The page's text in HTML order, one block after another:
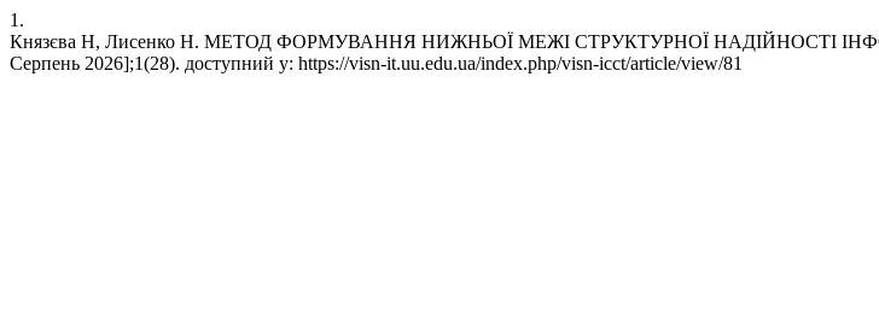
1.
Князєва Н, Лисенко Н. МЕТОД ФОРМУВАННЯ НИЖНЬОЇ МЕЖІ СТРУКТУРНОЇ НАДІЙНОСТІ
Серпень 2026];1(28). доступний у: https://visn-it.uu.edu.ua/index.php/visn-icct/article/view/81